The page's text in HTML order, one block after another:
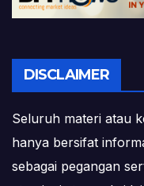
DISCLAIMER
Seluruh materi atau
hanya bersifat
sebagai pegangan